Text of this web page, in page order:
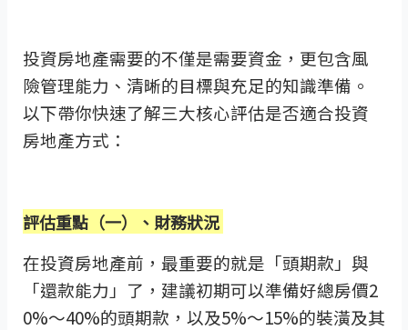
投資房地產需要的不僅是需要資金，更包含風
險管理能力、清晰的目標與充足的知識準備。
以下帶你快速了解三大核心評估是否適合投資
房地產方式：
評估重點（一）、財務狀況
在投資房地產前，最重要的就是「頭期款」與
「還款能力」了，建議初期可以準備好總房價2
0%～40%的頭期款，以及5%～15%的裝潢及其